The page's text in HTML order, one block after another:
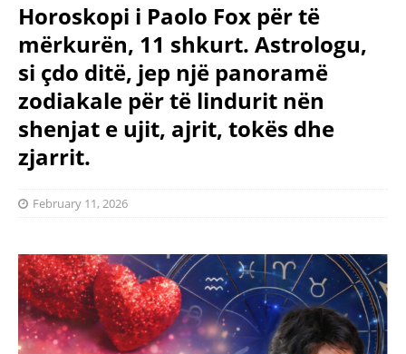
Horoskopi i Paolo Fox për të
mërkurën, 11 shkurt. Astrologu,
si çdo ditë, jep një panoramë
zodiakale për të lindurit nën
shenjat e ujit, ajrit, tokës dhe
zjarrit.
February 11, 2026